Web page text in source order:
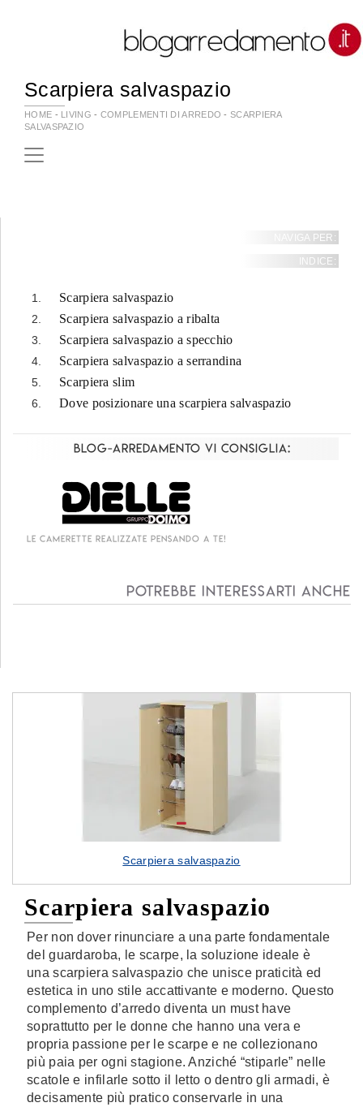
Scarpiera salvaspazio
HOME - LIVING - COMPLEMENTI DI ARREDO -SCARPIERA
SALVASPAZIO
Scarpiera salvaspazio
Scarpiera salvaspazio
Per non dover rinunciare a una parte fondamentale
del guardaroba, le scarpe, la soluzione ideale è
una scarpiera salvaspazio che unisce praticità ed
estetica in uno stile accattivante e moderno. Questo
complemento d’arredo diventa un must have
soprattutto per le donne che hanno una vera e
propria passione per le scarpe e ne collezionano
più paia per ogni stagione. Anziché “stiparle” nelle
scatole e infilarle sotto il letto o dentro gli armadi, è
decisamente più pratico conservarle in una
NAVIGA PER:
INDICE:
Scarpiera salvaspazio
Scarpiera salvaspazio a ribalta
Scarpiera salvaspazio a specchio
Scarpiera salvaspazio a serrandina
Scarpiera slim
Dove posizionare una scarpiera salvaspazio
Blog-Arredamento vi consiglia:
Potrebbe interessarti anche